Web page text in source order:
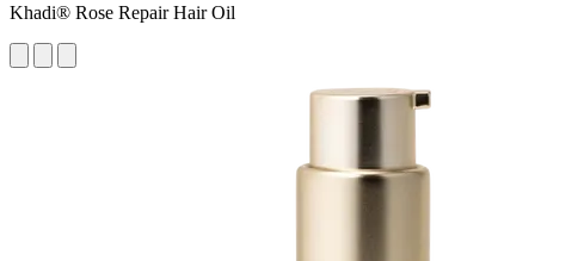
Khadi® Rose Repair Hair Oil